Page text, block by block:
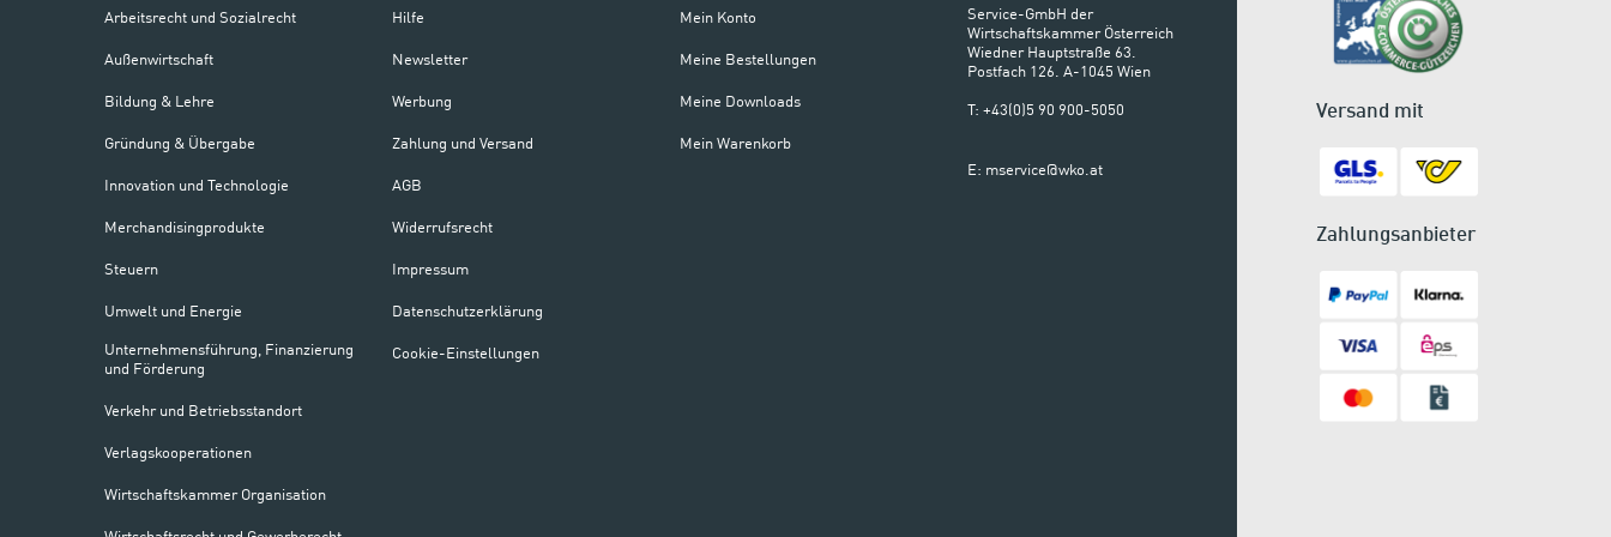
Arbeitsrecht und Sozialrecht
Außenwirtschaft
Bildung & Lehre
Gründung & Übergabe
Innovation und Technologie
Merchandisingprodukte
Steuern
Umwelt und Energie
Unternehmensführung, Finanzierung
und Förderung
Verkehr und Betriebsstandort
Verlagskooperationen
Wirtschaftskammer Organisation
Hilfe
Newsletter
Werbung
Zahlung und Versand
AGB
Widerrufsrecht
Impressum
Datenschutzerklärung
Cookie-Einstellungen
Mein Konto
Meine Bestellungen
Meine Downloads
Mein Warenkorb
Service-GmbH der
Wirtschaftskammer Österreich
Wiedner Hauptstraße 63.
Postfach 126. A-1045 Wien
T: +43(0)5 90 900-5050
E: mservice@wko.at
Versand mit
Zahlungsanbieter